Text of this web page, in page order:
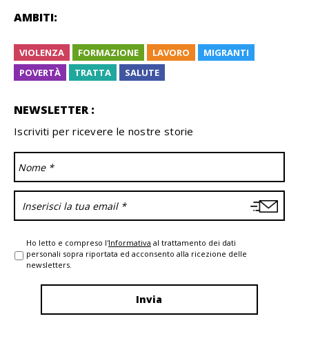
AMBITI:
VIOLENZA FORMAZIONE LAVORO
MIGRANTI
POVERTÀ
TRATTA SALUTE
NEWSLETTER :
Iscriviti per ricevere le nostre storie
Ho letto e compreso l'Informativa al trattamento dei dati
personali sopra riportata ed acconsento alla ricezione delle
newsletters.